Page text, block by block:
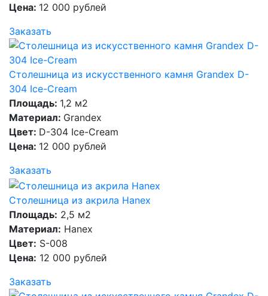
Цена: 12 000 рублей
Заказать
Столешница из искусственного камня Grandex D-
304 Ice-Cream
Площадь: 1,2 м2
Материал: Grandex
Цвет: D-304 Ice-Cream
Цена: 12 000 рублей
Заказать
Столешница из акрила Hanex
Площадь: 2,5 м2
Материал: Hanex
Цвет: S-008
Цена: 12 000 рублей
Заказать